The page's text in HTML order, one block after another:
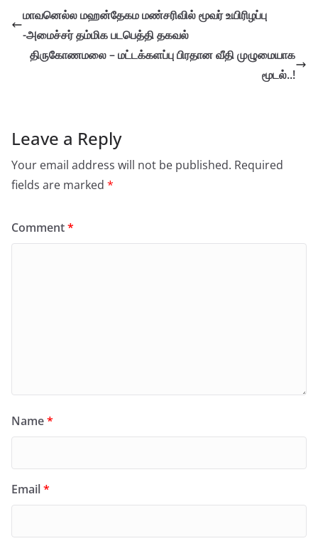
மாவனெல்ல மஹன்தேகம மண்சரிவில் மூவர் உயிரிழப்பு
-அமைச்சர் தம்மிக படபெத்தி தகவல்
திருகோணமலை – மட்டக்களப்பு பிரதான வீதி முழுமையாக
மூடல்..!
Leave a Reply
Your email address will not be published. Required
fields are marked *
Comment*
Name*
Email*